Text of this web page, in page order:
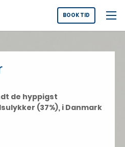
BOOK TID
de hyppigst
(37%), i Danmark